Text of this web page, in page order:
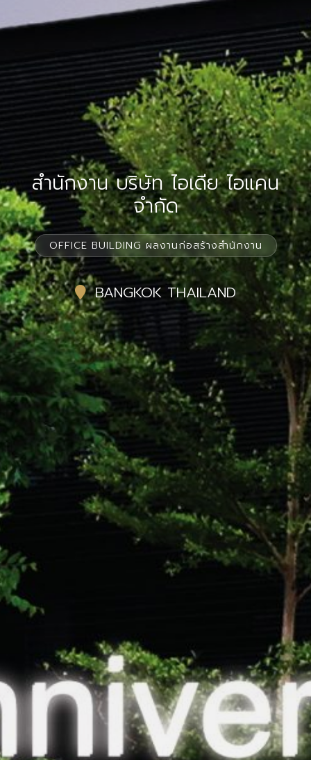
สำนักงาน บริษัท ไอเดีย ไอแคน
จำกัด
OFFICE BUILDING ผลงานก่อสร้างสำนักงาน
BANGKOK THAILAND